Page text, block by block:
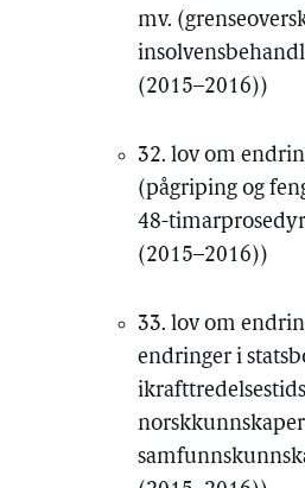
mv.
(2015–2016))
32. lov om
(pågriping og
48-
(2015–2016))
33. lov om
endringer i